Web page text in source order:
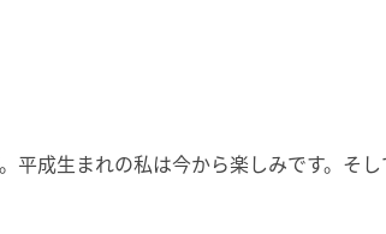
成生まれの私は今から楽しみです。そ